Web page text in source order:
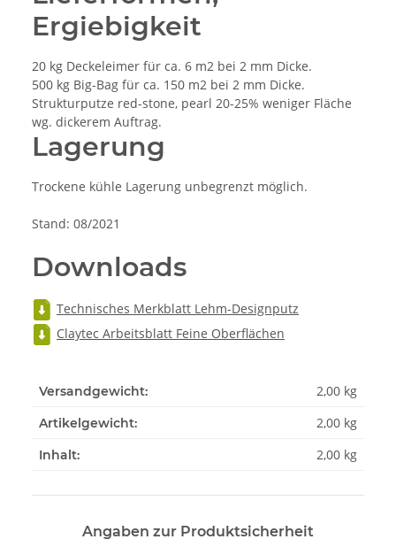
Ergiebigkeit
20 kg Deckeleimer für ca. 6 m2 bei 2 mm Dicke.
500 kg Big-Bag für ca. 150 m2 bei 2 mm Dicke.
Strukturputze red-stone, pearl 20-25% weniger Fläche
wg. dickerem Auftrag.
Lagerung
Trockene kühle Lagerung unbegrenzt möglich.
Stand: 08/2021
Downloads
Technisches Merkblatt Lehm-Designputz
Claytec Arbeitsblatt Feine Oberflächen
Versandgewicht: 2,00 kg
Artikelgewicht: 2,00 kg
Inhalt: 2,00 kg
Angaben zur Produktsicherheit